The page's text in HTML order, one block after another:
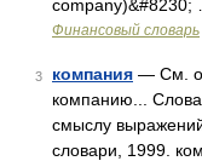
company)&#8230;
Финансовый словарь
3 компания — См.
компанию...
смыслу
словари, 1999.